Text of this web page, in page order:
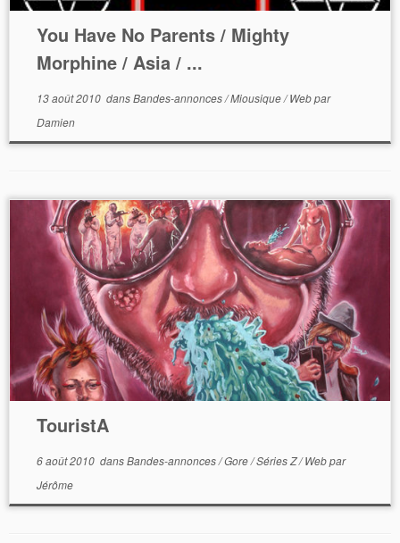
You Have No Parents / Mighty
Morphine / Asia / ...
13 août 2010dansBandes-annonces/Miousique/Webpar
Damien
TouristA
6 août 2010dansBandes-annonces/Gore/Séries Z/Webpar
Jérôme